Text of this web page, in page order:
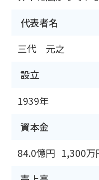
代表者名
三代 元之
設立
1939年
資本金
84.0億円 1,300万